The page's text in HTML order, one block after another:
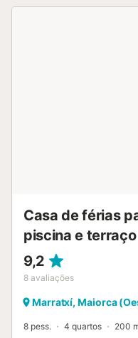
Casa de férias
piscina e terraço
9,2
8 avaliações
Marratxí, Maiorca
8 pess. 4 quartos 200